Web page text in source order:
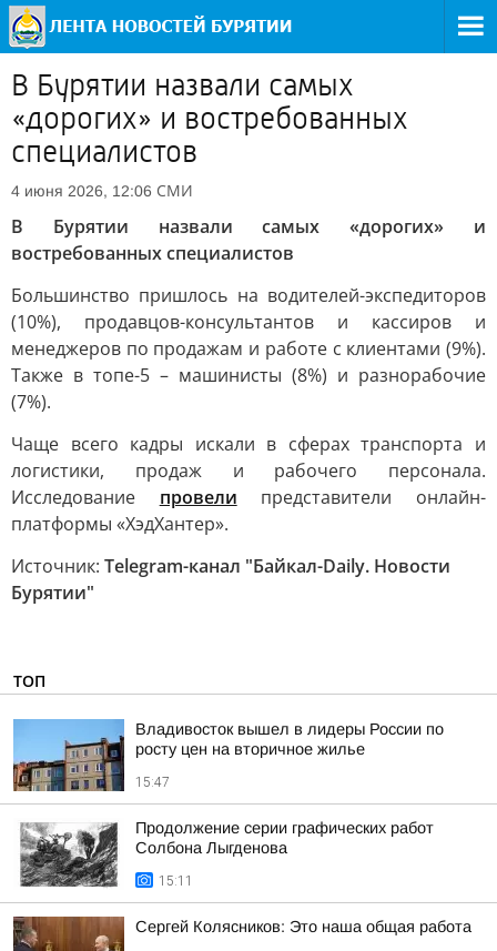
В Бурятии назвали самых
«дорогих» и востребованных
специалистов
4 июня 2026, 12:06 СМИ
В Бурятии назвали самых «дорогих» и
востребованных специалистов
Большинство пришлось на водителей-экспедиторов
(10%), продавцов-консультантов и кассиров и
менеджеров по продажам и работе с клиентами (9%).
Также в топе-5 – машинисты (8%) и разнорабочие
(7%).
Чаще всего кадры искали в сферах транспорта и
логистики, продаж и рабочего персонала.
Исследование провели представители онлайн-
платформы «ХэдХантер».
Источник: Telegram-канал "Байкал-Daily. Новости
Бурятии"
ТОП
Владивосток вышел в лидеры России по
росту цен на вторичное жилье
15:47
Продолжение серии графических работ
Солбона Лыгденова
15:11
Сергей Колясников: Это наша общая работа